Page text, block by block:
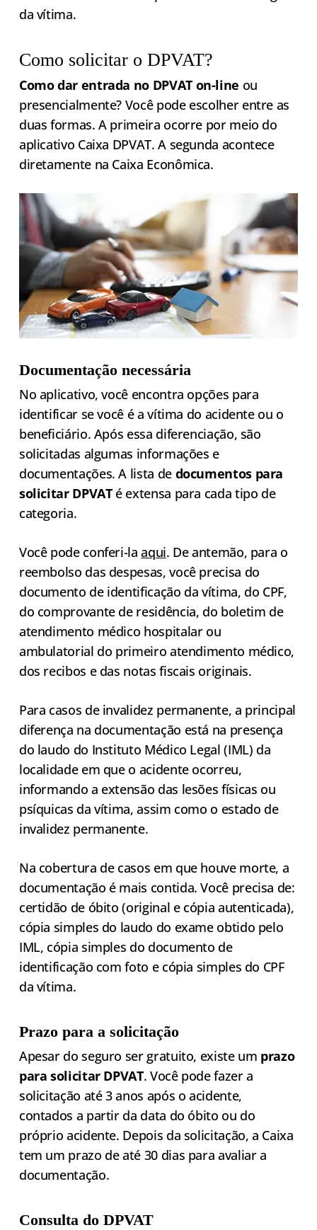
da vítima.
Como solicitar o DPVAT?
Como dar entrada no DPVAT on-line ou
presencialmente? Você pode escolher entre as
duas formas. A primeira ocorre por meio do
aplicativo Caixa DPVAT. A segunda acontece
diretamente na Caixa Econômica.
Documentação necessária
No aplicativo, você encontra opções para
identificar se você é a vítima do acidente ou o
beneficiário. Após essa diferenciação, são
solicitadas algumas informações e
documentações. A lista de documentos para
solicitar DPVATé extensa para cada tipo de
categoria.
Você pode conferi-laaqui. De antemão, para o
reembolso das despesas, você precisa do
documento de identificação da vítima, do CPF,
do comprovante de residência, do boletim de
atendimento médico hospitalar ou
ambulatorial do primeiro atendimento médico,
dos recibos e das notas fiscais originais.
Para casos de invalidez permanente, a principal
diferença na documentação está na presença
do laudo do Instituto Médico Legal (IML) da
localidade em que o acidente ocorreu,
informando a extensão das lesões físicas ou
psíquicas da vítima, assim como o estado de
invalidez permanente.
Na cobertura de casos em que houve morte, a
documentação é mais contida. Você precisa de:
certidão de óbito (original e cópia autenticada),
cópia simples do laudo do exame obtido pelo
IML, cópia simples do documento de
identificação com foto e cópia simples do CPF
da vítima.
Prazo para a solicitação
Apesar do seguro ser gratuito, existe um prazo
para solicitar DPVAT. Você pode fazer a
solicitação até 3 anos após o acidente,
contados a partir da data do óbito ou do
próprio acidente. Depois da solicitação, a Caixa
tem um prazo de até 30 dias para avaliar a
documentação.
Consulta do DPVAT